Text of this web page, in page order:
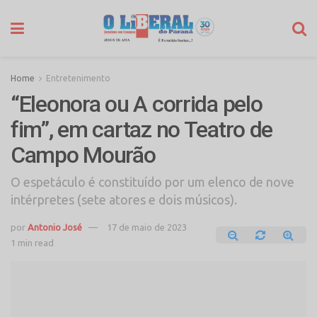
Home Entretenimento
“Eleonora ou A corrida pelo
fim”, em cartaz no Teatro de
Campo Mourão
O espetáculo é constituído por um elenco de nove
intérpretes (sete atores e dois músicos).
por Antonio José
17 de maio de 2023
1 min read